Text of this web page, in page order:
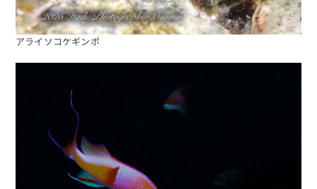
アライソコケギンポ